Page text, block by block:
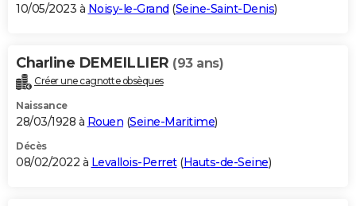
10/05/2023 à Noisy-le-Grand (Seine-Saint-Denis)
Charline DEMEILLIER (93 ans)
Créer une cagnotte obsèques
Naissance
28/03/1928 à Rouen (Seine-Maritime)
Décès
08/02/2022 à Levallois-Perret(Hauts-de-Seine)